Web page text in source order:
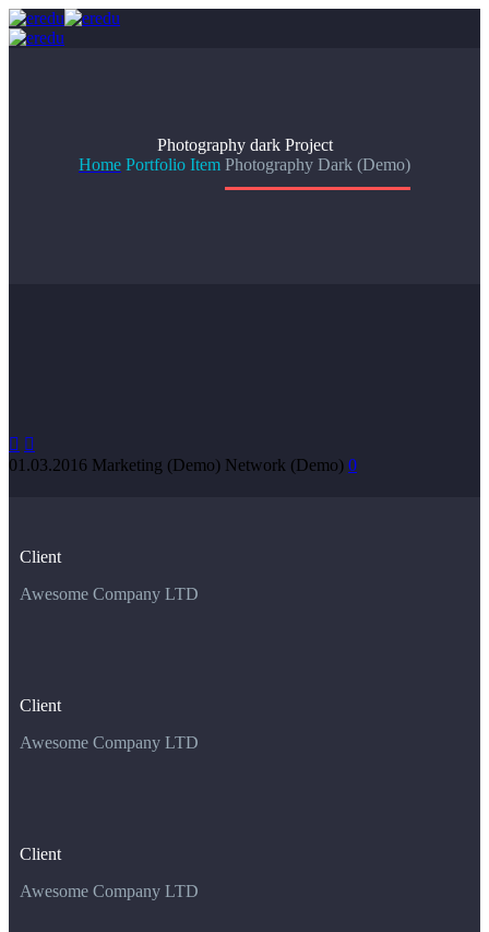
Photography dark Project
Home Portfolio Item Photography Dark (Demo)
 
01.03.2016 Marketing (Demo) Network (Demo) 0
Client
Awesome Company LTD
Client
Awesome Company LTD
Client
Awesome Company LTD